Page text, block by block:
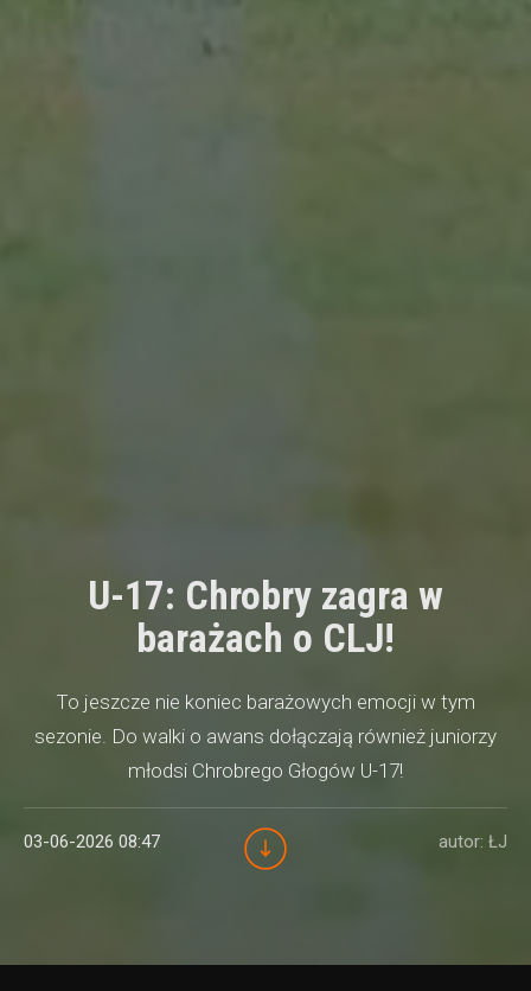
U-17: Chrobry zagra w
barażach o CLJ!
To jeszcze nie koniec barażowych emocji w tym
sezonie. Do walki o awans dołączają również juniorzy
młodsi Chrobrego Głogów U-17!
03-06-2026 08:47 autor: ŁJ